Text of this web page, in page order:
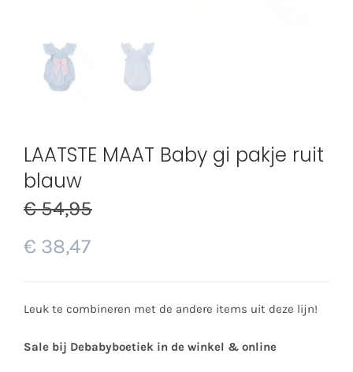
LAATSTE MAAT Baby gi pakje ruit
blauw
€54,95
€ 38,47
Leuk te combineren met de andere items uit deze lijn!
Sale bij Debabyboetiek in de winkel & online